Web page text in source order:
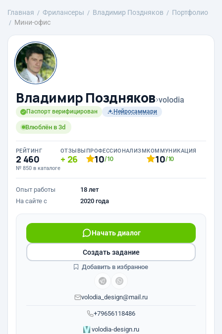
Главная Фрилансеры Владимир Поздняков
Портфолио
Мини-офис
Владимир Поздняков›volodia
Паспорт верифицирован Нейросаммари
Влюблён в 3d
РЕЙТИНГ
2 460
№ 850 в каталоге
ОТЗЫВЫ
26
ПРОФЕССИОНАЛИЗМ
10/10
КОММУНИКАЦИЯ
10/10
Опыт работы
18 лет
На сайте с
2020 года
+79656118486
Начать диалог
volodia_design@mail.ru
volodia-design.ru
Создать задание
Добавить в избранное